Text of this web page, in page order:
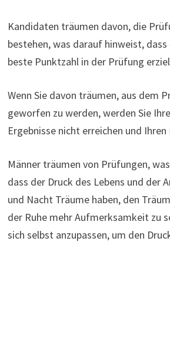
Kandidaten träumen davon, die
bestehen, was darauf hinweist,
beste Punktzahl in der Prüfung
Wenn Sie davon träumen, aus dem
geworfen zu werden, werden Sie
Ergebnisse nicht erreichen und
Männer träumen von Prüfungen,
dass der Druck des Lebens und der
und Nacht Träume haben, den
der Ruhe mehr Aufmerksamkeit zu
sich selbst anzupassen, um den